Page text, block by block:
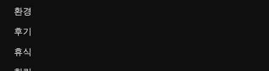
환경
후기
휴식